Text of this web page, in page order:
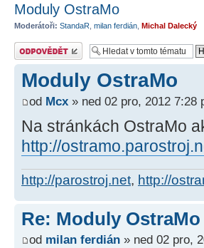
Moduly OstraMo
Moderátoři: StandaR milan ferdián Michal Dalecký
Odeslat odpověď
Moduly OstraMo
od Mcx » ned 02 pro, 2012 7:28
Na stránkách OstraMo
http://
http://parostroj.net, http://
Re: Moduly OstraMo
od milan ferdián » ned 02 pro,